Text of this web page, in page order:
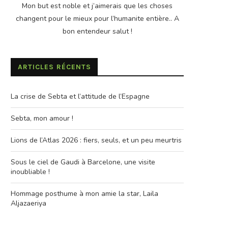
Mon but est noble et j’aimerais que les choses
changent pour le mieux pour l’humanite entière.. A
bon entendeur salut !
ARTICLES RÉCENTS
La crise de Sebta et l’attitude de l’Espagne
Sebta, mon amour !
Lions de l’Atlas 2026 : fiers, seuls, et un peu meurtris
Sous le ciel de Gaudi à Barcelone, une visite
inoubliable !
Hommage posthume à mon amie la star, Laila
Aljazaeriya